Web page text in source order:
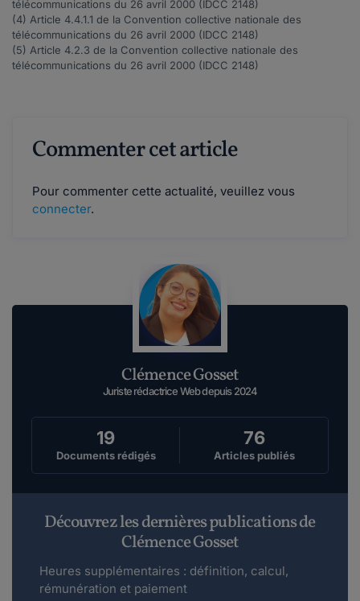
télécommunications du 26 avril 2000 (IDCC 2148)
(4) Article 4.4.1.1 de la Convention collective nationale des
télécommunications du 26 avril 2000 (IDCC 2148)
(5) Article 4.2.3 de la Convention collective nationale des
télécommunications du 26 avril 2000 (IDCC 2148)
Commenter cet article
Pour commenter cette actualité, veuillez vous
connecter.
Clémence Gosset
Juriste rédactrice Web depuis 2024
19
Documents rédigés
76
Articles publiés
Découvrez les dernières publications de
Clémence Gosset
Heures supplémentaires : définition, calcul,
rémunération et paiement